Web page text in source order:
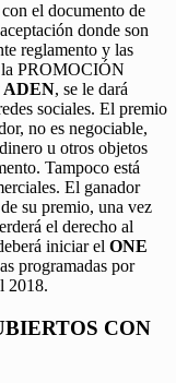
el documento de
donde son
reglamento y las
la PROMOCIÓN
ADEN, se le dará
sociales. El premio
no es negociable,
u otros objetos
Tampoco está
El ganador
su premio, una vez
el derecho al
iniciar el ONE
programadas por
2018.
CON